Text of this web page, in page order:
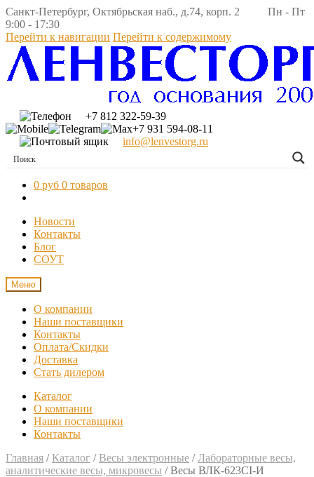
Санкт-Петербург, Октябрьская наб., д.74, корп. 2 Пн - Пт
9:00 - 17:30
Перейти к навигации Перейти к содержимому
+7 812 322-59-39
+7 931 594-08-11
info@lenvestorg.ru
0 руб 0 товаров
Новости
Контакты
Блог
СОУТ
Меню
О компании
Наши поставщики
Контакты
Оплата/Скидки
Доставка
Стать дилером
Каталог
О компании
Наши поставщики
Контакты
Главная / Каталог / Весы электронные /Лабораторные весы,
аналитические весы, микровесы /Весы ВЛК-623СI-И